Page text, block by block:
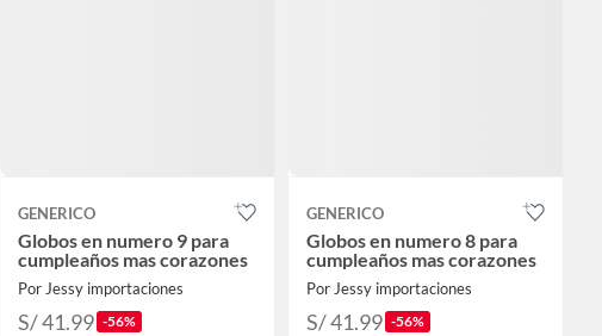
GENERICO
Globos en numero 9 para
cumpleaños mas corazones
Por Jessy importaciones
S/ 41.99 -56%
GENERICO
Globos en numero 8 para
cumpleaños mas corazones
Por Jessy importaciones
S/ 41.99 -56%